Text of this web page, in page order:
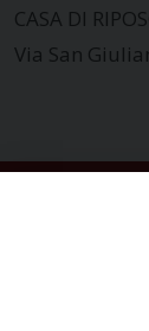
CASA DI
Via San